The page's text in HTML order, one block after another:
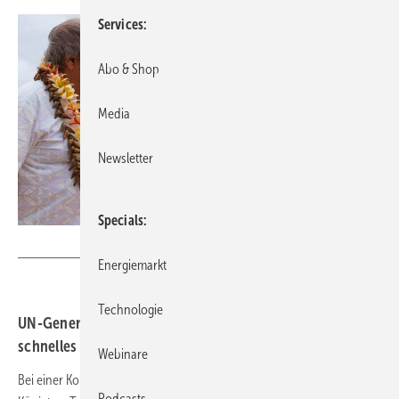
UN-Generalsekretär verlangt bei Pazifikinsel-Treff
schnelles Tun.
Bei einer Konferenz der pazifischen Inselstaaten im polynesischen
Services
Abo & Shop
Media
Newsletter
Specials
Energiemarkt
Technologie
Webinare